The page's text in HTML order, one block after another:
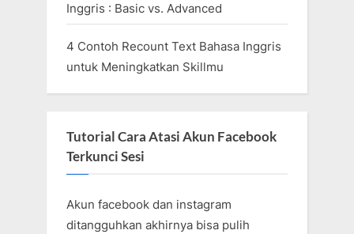
Inggris : Basic vs. Advanced
4 Contoh Recount Text Bahasa Inggris
untuk Meningkatkan Skillmu
Tutorial Cara Atasi Akun Facebook
Terkunci Sesi
Akun facebook dan instagram
ditangguhkan akhirnya bisa pulih